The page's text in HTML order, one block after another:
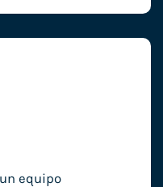
equipo